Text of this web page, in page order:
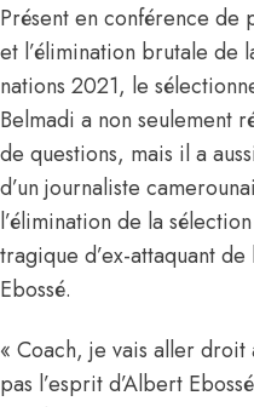
Présent en conférence de
et l’élimination brutale de
nations 2021, le
Belmadi a non seulement
de questions, mais il a
d’un journaliste
l’élimination de la
tragique d’ex-attaquant
Ebossé.
« Coach, je vais aller droit
pas l’esprit d’Albert